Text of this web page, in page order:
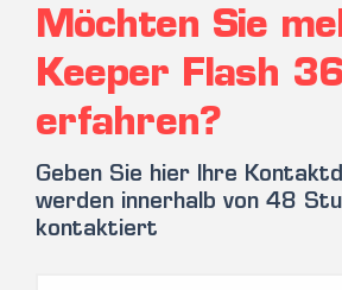
Möchten Sie
Keeper Flash
erfahren?
Geben Sie hier Ihre
werden innerhalb von 48
kontaktiert